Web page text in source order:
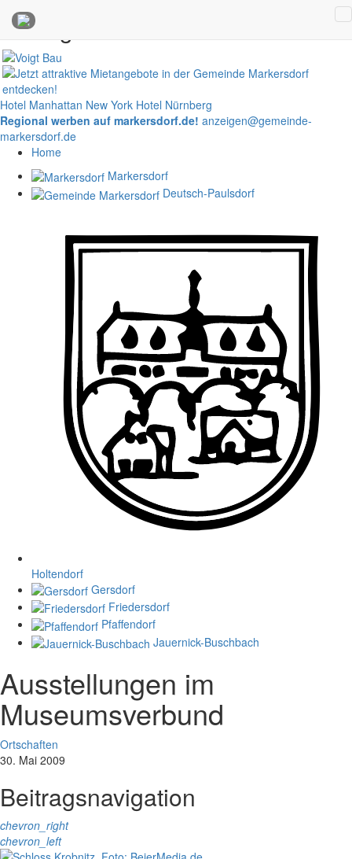
Anzeigen
Hotel Manhattan New York Hotel Nürnberg
Regional werben auf markersdorf.de! anzeigen@gemeinde-
markersdorf.de
Home
Markersdorf
Deutsch-Paulsdorf
Holtendorf
Gersdorf
Friedersdorf
Pfaffendorf
Jauernick-Buschbach
Ausstellungen im
Museumsverbund
Ortschaften
30. Mai 2009
Beitragsnavigation
chevron_right
chevron_left